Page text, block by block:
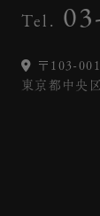
Tel.
〒103-
東京都中央